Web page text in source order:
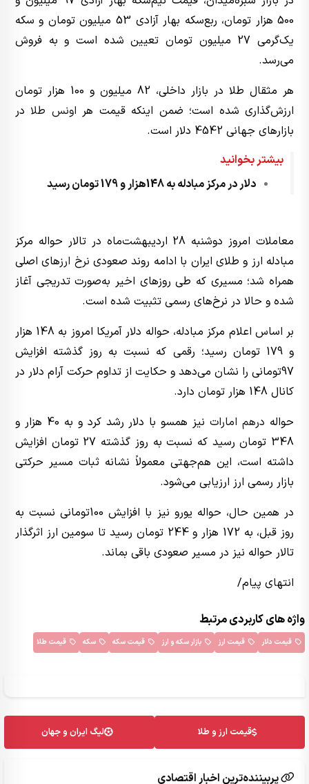
500 هزار تومان، ربع‌سکه بهار آزادی 53 میلیون تومان و سکه
یک‌گرمی 27 میلیون تومان تعیین شده است و به فروش
می‌رسد.
هر مثقال طلا در بازار داخلی، 82 میلیون و 100 هزار تومان
ارزش‌گذاری شده است؛ ضمن اینکه قیمت هر اونس طلا در
بازارهای جهانی 4542 دلار است.
بیشتر بخوانید
دلار در مرکز مبادله به 148هزار و 179 تومان رسید
معاملات امروز دوشنبه 28 اردیبهشت‌ماه در تالار حواله مرکز
مبادله ارز و طلای ایران با ادامه روند صعودی نرخ ارزهای اصلی
همراه شد؛ مسیری که طی روزهای اخیر به‌صورت تدریجی آغاز
شده و حالا در نرخ‌های رسمی تثبیت شده است.
بر اساس اعلام مرکز مبادله، حواله دلار آمریکا امروز به 148 هزار
و 179 تومان رسید؛ رقمی که نسبت به روز گذشته افزایش
97تومانی را نشان می‌دهد و حکایت از تداوم حرکت آرام دلار در
کانال 148 هزار تومان دارد.
حواله درهم امارات
نیز همسو با دلار رشد کرد و به 40 هزار و
348 تومان رسید که نسبت به روز گذشته 27 تومان افزایش
داشته است، این هم‌جهتی معمولاً نشانه ثبات مسیر حرکتی
بازار رسمی ارز ارزیابی می‌شود.
در همین حال، حواله یورو نیز با افزایش 100تومانی نسبت به
روز قبل، به 172 هزار و 244 تومان رسید تا سومین ارز اثرگذار
تالار حواله نیز در مسیر صعودی باقی بماند.
انتهای پیام/
واژه های کاربردی مرتبط
قیمت دلار قیمت ارز بازار سکه و ارز قیمت سکه سکه قیمت طلا
قیمت ارز و طلا لیگ ایران و جهان
پربیننده‌ترین اخبار اقتصادی